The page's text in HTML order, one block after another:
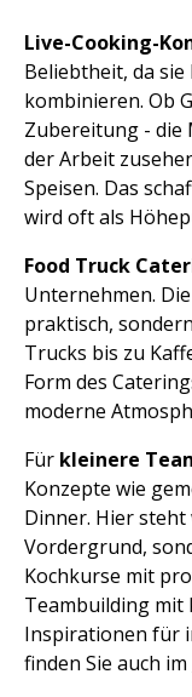
Live-Cooking-
Beliebtheit, da
kombinieren. Ob
Zubereitung - die
der Arbeit
Speisen. Das
wird oft als
Food Truck
Unternehmen.
praktisch,
Trucks bis zu
Form des
moderne
Für kleinere
Konzepte wie
Dinner. Hier
Vordergrund,
Kochkurse mit
Teambuilding mit
Inspirationen für
finden Sie auch im